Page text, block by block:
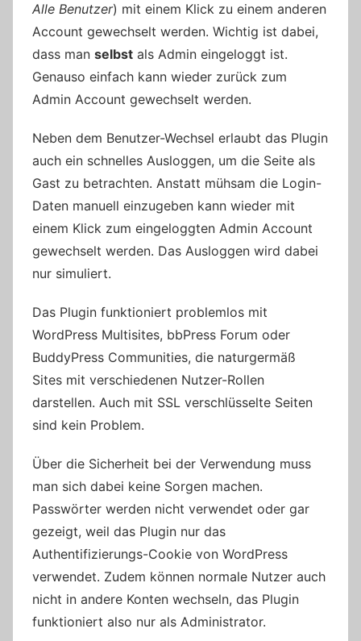
Alle Benutzer) mit einem Klick zu einem anderen
Account gewechselt werden. Wichtig ist dabei,
dass man selbst als Admin eingeloggt ist.
Genauso einfach kann wieder zurück zum
Admin Account gewechselt werden.
Neben dem Benutzer-Wechsel erlaubt das Plugin
auch ein schnelles Ausloggen, um die Seite als
Gast zu betrachten. Anstatt mühsam die Login-
Daten manuell einzugeben kann wieder mit
einem Klick zum eingeloggten Admin Account
gewechselt werden. Das Ausloggen wird dabei
nur simuliert.
Das Plugin funktioniert problemlos mit
WordPress Multisites, bbPress Forum oder
BuddyPress Communities, die naturgermäß
Sites mit verschiedenen Nutzer-Rollen
darstellen. Auch mit SSL verschlüsselte Seiten
sind kein Problem.
Über die Sicherheit bei der Verwendung muss
man sich dabei keine Sorgen machen.
Passwörter werden nicht verwendet oder gar
gezeigt, weil das Plugin nur das
Authentifizierungs-Cookie von WordPress
verwendet. Zudem können normale Nutzer auch
nicht in andere Konten wechseln, das Plugin
funktioniert also nur als Administrator.